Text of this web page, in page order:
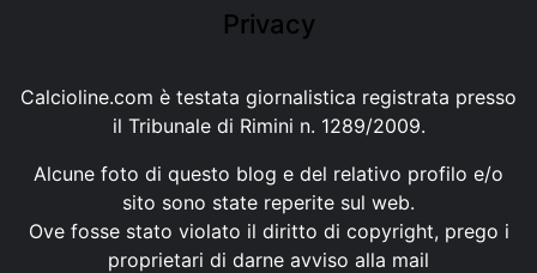
Privacy
Calcioline.com è testata giornalistica registrata presso
il Tribunale di Rimini n. 1289/2009.
Alcune foto di questo blog e del relativo profilo e/o
sito sono state reperite sul web.
Ove fosse stato violato il diritto di copyright, prego i
proprietari di darne avviso alla mail